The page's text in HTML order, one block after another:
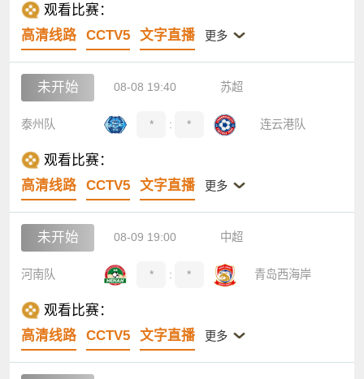
观看比赛：
高清线路
CCTV5 文字直播 更多
未开始 08-08 19:40 苏超
泰州队 * : * 连云港队
观看比赛：
高清线路
CCTV5 文字直播 更多
未开始 08-09 19:00 中超
河南队 * : * 青岛西海岸
观看比赛：
高清线路
CCTV5 文字直播 更多